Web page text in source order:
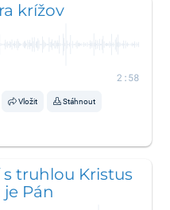
krížov
2:58
Vložit Stáhnout
truhlou Kristus
Pán